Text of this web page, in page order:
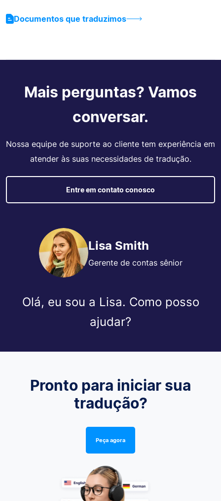
Documentos que traduzimos
Mais perguntas? Vamos
conversar.
Nossa equipe de suporte ao cliente tem experiência em
atender às suas necessidades de tradução.
Entre em contato conosco
Lisa Smith
Gerente de contas sênior
Olá, eu sou a Lisa. Como posso
ajudar?
Pronto para iniciar sua
tradução?
Peça agora